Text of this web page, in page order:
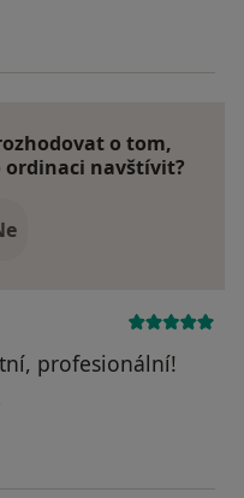
o tom,
ordinaci navštívit?
profesionální!
Pacient